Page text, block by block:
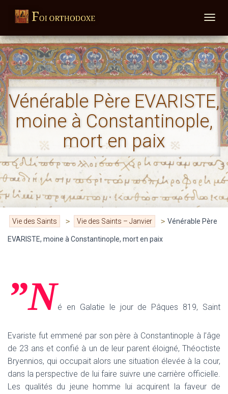
Vénérable Père EVARISTE,
moine à Constantinople,
mort en paix
Vie des Saints > Vie des Saints – Janvier > Vénérable Père
EVARISTE, moine à Constantinople, mort en paix
”Né en Galatie le jour de Pâques 819, Saint
Evariste fut emmené par son père à Constantinople à l’âge
de 23 ans et confié à un de leur parent éloigné, Théoctiste
Bryennios, qui occupait alors une situation élevée à la cour,
dans la perspective de lui faire suivre une carrière officielle.
Les qualités du jeune homme lui acquirent la faveur de